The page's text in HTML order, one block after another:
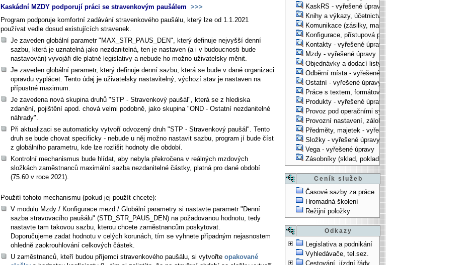
KaskRS - vyřešené úpravy
Knihy a výkazy, účetnictví - vyřešené úpravy
Komunikace (zásilky, mail-systém, ...) - vyřešené úpravy
Konfigurace, přístupová práva, ... - vyřešené úpravy
Kontakty - vyřešené úpravy
Mzdy - vyřešené úpravy
Objednávky a dodací listy - vyřešené úpravy
Odběrní místa - vyřešené úpravy
Ostatní - vyřešené úpravy
Práce s textem, formátování, ... - vyřešené úpravy
Produkty - vyřešené úpravy
Provoz pod operačními systémy, technologické věci -
Provozní nastavení, zálohování, instalace, ... -
Předměty, majetek - vyřešené úpravy
Složky - vyřešené úpravy
Vega - vyřešené úpravy
Zásobníky (sklad, pokladna, bank. účet) - vyřešené
Ceník služeb
Časové sazby za práce
Hromadná školení
Režijní položky
Odkazy
Legislativa a podnikání
Vyhledávače, tel.sez.
Cestování, jízdní řády
Kaskádní MZDY podporují práci se stravenkovým paušálem >>>
Program podporuje komfortní zadávání stravenkového paušálu, který lze od 1.1.2021
používat vedle dosud existujících stravenek.
Je zaveden globální parametr "MAX_STR_PAUS_DEN", který definuje nejvyšší denní
sazbu, která je uznatelná jako nezdanitelná, ten je nastaven (a i v budoucnosti bude
nastavován) vyvojáři dle platné legislativy a nebude ho možno uživatelsky měnit.
Je zaveden globální parametr, který definuje denní sazbu, která se bude v dané organizaci
opravdu vyplácet. Tento údaj je uživatelsky nastavitelný, výchozí stav je nastaven na
přípustné maximum.
Je zavedena nová skupina druhů "STP - Stravenkový paušál", která se z hlediska
zdanění, pojištění apod. chová velmi podobně, jako skupina "OND - Ostatní nezdanitelné
náhrady".
Při aktualizaci se automaticky vytvoří odvozený druh "STP - Stravenkový paušál". Tento
druh se bude chovat specificky - nebude u něj možno nastavit sazbu, program jí bude číst
z globálního parametru, kde lze rozlišit hodnoty dle období.
Kontrolní mechanismus bude hlídat, aby nebyla překročena v reálných mzdových
složkách zaměstnanců maximální sazba nezdanitelné částky, platná pro dané období
(75.60 v roce 2021).
Použití tohoto mechanismu (pokud jej použít chcete):
V modulu Mzdy / Konfigurace mezd / Globální parametry si nastavte parametr "Denní
sazba stravovacího paušálu" (STD_STR_PAUS_DEN) na požadovanou hodnotu, tedy
nastavte tam takovou sazbu, kterou chcete zaměstnancům poskytovat.
Doporučujeme zadat hodnotu v celých korunách, tím se vyhnete případným nejasnostem
ohledně zaokrouhlování celkových částek.
U zaměstnanců, kteří budou příjemci stravenkového paušálu, si vytvořte opakované